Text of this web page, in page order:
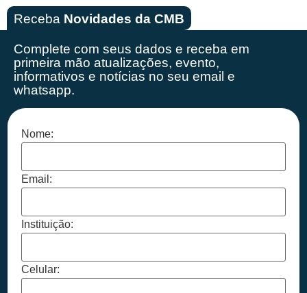
Receba Novidades da CMB
Complete com seus dados e receba em
primeira mão atualizações, evento,
informativos e notícias no seu email e
whatsapp.
Nome:
Email:
Instituição:
Celular: